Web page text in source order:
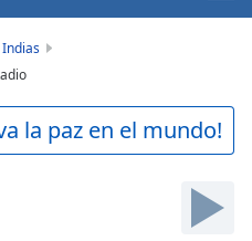
la paz en el mundo!